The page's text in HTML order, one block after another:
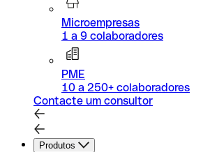
Microempresas
1 a 9 colaboradores
PME
10 a 250+ colaboradores
Contacte um consultor
Produtos